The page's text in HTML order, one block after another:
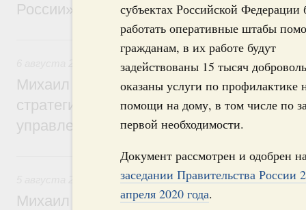
субъектах Российской Федерации
работать оперативные штабы
гражданам, в их работе будут
задействованы 15 тысяч
оказаны услуги по
помощи на дому, в том числе по
первой необходимости.
Документ рассмотрен и одобрен
заседании Правительства России 2
апреля 2020 года.
России»
6 августа, четверг
Технологическое развитие. Инновации
Михаил Мишустин дал поручения по
стратегической сессии о
управления научно-технологическим
5 августа, среда
Вопросы производительности труда и
Михаил Мишустин дал поручения по